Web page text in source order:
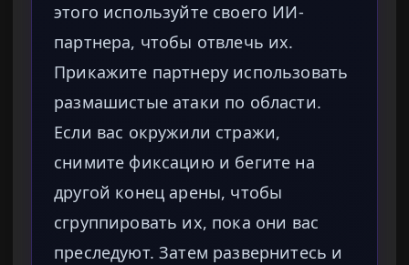
этого используйте своего ИИ-
партнера, чтобы отвлечь их.
Прикажите партнеру использовать
размашистые атаки по области.
Если вас окружили стражи,
снимите фиксацию и бегите на
другой конец арены, чтобы
сгруппировать их, пока они вас
преследуют. Затем развернитесь и